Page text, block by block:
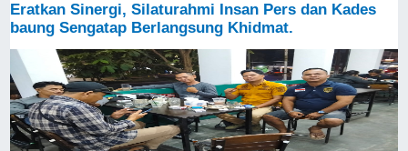
Eratkan Sinergi, Silaturahmi Insan Pers dan Kades
baung Sengatap Berlangsung Khidmat.